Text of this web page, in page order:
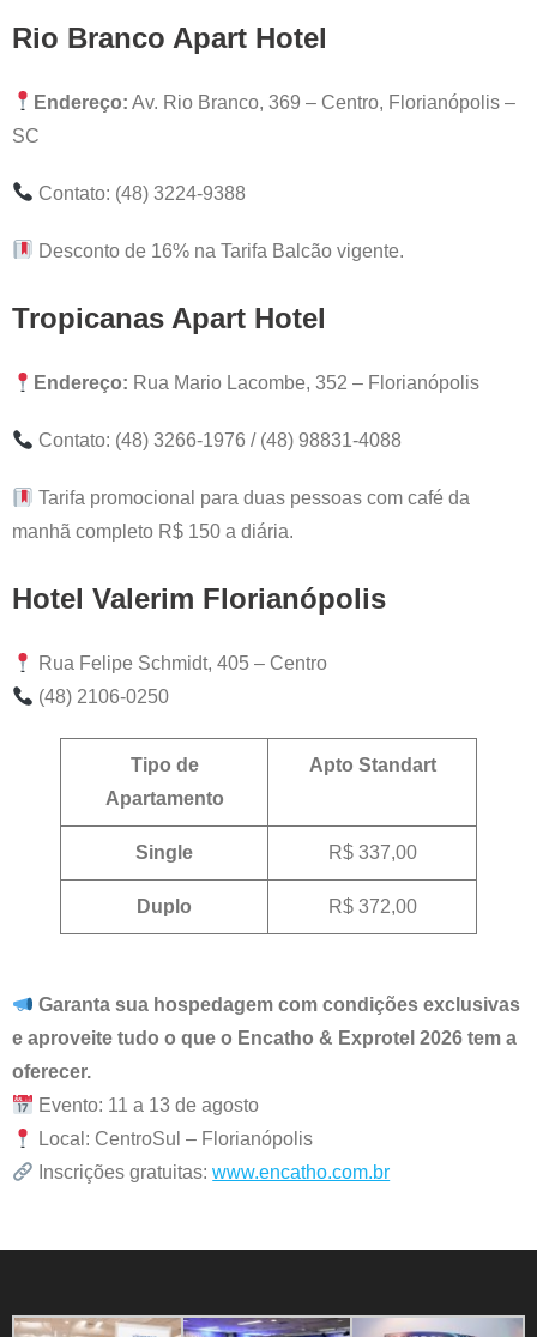
Rio Branco Apart Hotel
Endereço: Av. Rio Branco, 369 – Centro, Florianópolis –
SC
Contato: (48) 3224-9388
Desconto de 16% na Tarifa Balcão vigente.
Tropicanas Apart Hotel
Endereço: Rua Mario Lacombe, 352 – Florianópolis
Contato: (48) 3266-1976 / (48) 98831-4088
Tarifa promocional para duas pessoas com café da
manhã completo R$ 150 a diária.
Hotel Valerim Florianópolis
Rua Felipe Schmidt, 405 – Centro
(48) 2106-0250
Tipo de
Apartamento
Apto Standart
Single R$ 337,00
Duplo R$ 372,00
Garanta sua hospedagem com condições exclusivas
e aproveite tudo o que o Encatho & Exprotel 2026 tem a
oferecer.
Evento: 11 a 13 de agosto
Local: CentroSul – Florianópolis
Inscrições gratuitas:www.encatho.com.br